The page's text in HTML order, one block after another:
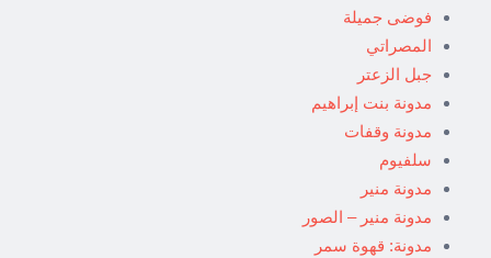
فوضى جميلة
المصراتي
جبل الزعتر
مدونة بنت إبراهيم
مدونة وقفات
سلفيوم
مدونة منير
مدونة منير – الصور
مدونة: قهوة سمر